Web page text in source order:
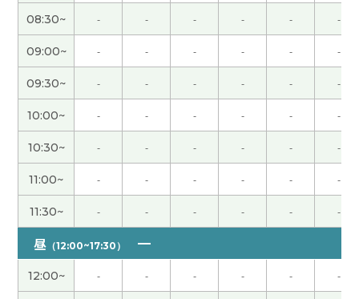
谢谢老师，我很高兴能和您一起聊天。 听了老师说
人工降雨的话，我想起了2008年北京奥运会开幕式
的时候。 那时我真的很惊讶。 期待下节课能再聊，
下次见。( 50代 男性 )
谢谢，下次见 ( 40代 男性 )
日本人里有喜欢大坝的人。 我以前喜欢去看灯塔拍
照片，但是最近没去。 谢啦老师，今天的课也很有
意思。( 50代 男性 )
多亏了老师的帮助，我顺利完成了作业。虽然汉语
很难，但我觉得学习汉语是一件很快乐的事情。谢
谢老师！
( 女性 )
08:30~ - - - - - -
09:00~ - - - - - -
09:30~ - - - - - -
10:00~ - - - - - -
10:30~ - - - - - -
11:00~ - - - - - -
11:30~ - - - - - -
昼 （12:00~17:30）
12:00~ - - - - - -